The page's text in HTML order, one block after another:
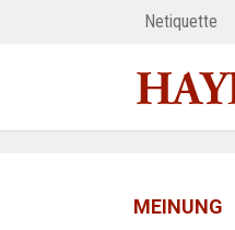
Netiquette
MEINUNG